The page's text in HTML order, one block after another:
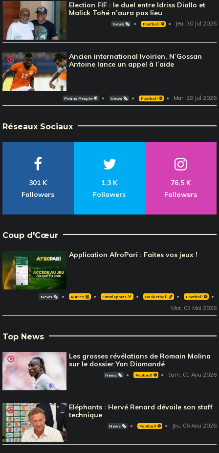
Election FIF : le duel entre Idriss Diallo et
Malick Tohé n’aura pas lieu
News 🗞️ Football ⚽️ Jeu, 30 Jul 2026
Ancien international Ivoirien, N’Gossan
Antoine lance un appel à l’aide
Potins People 🌟 News 🗞️ Football ⚽️ Mar, 28 Jul 2026
Réseaux Sociaux
301 K
Followers
1,3 K
Followers
76,5 K
Followers
Coup d'Cœur
Application AfroPari : Faites vos jeux !
News 🗞️ Autres 🎽 Omnisports 🏅 Basketball 🏀 Football ⚽️
Mar, 05 Mai 2026
Top News
Les grosses révélations de Romain Molina
sur le dossier Yan Diomandé
News 🗞️ Football ⚽️ Sam, 01 Aou 2026
Eléphants : Hervé Renard dévoile son staff
technique
News 🗞️ Football ⚽️ Jeu, 06 Aou 2026